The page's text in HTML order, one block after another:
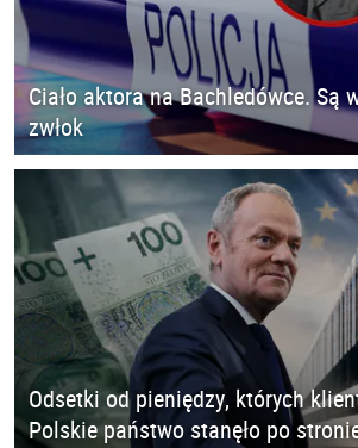
Ciało aktora na Bachledówce. Są
zwłok
Odsetki od pieniędzy, których
Polskie państwo stanęło po